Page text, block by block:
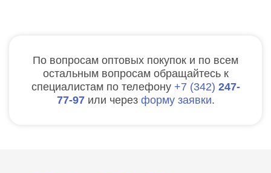
По вопросам оптовых покупок и по всем
остальным вопросам обращайтесь к
специалистам по телефону
7 342 247-
77-97 или через форму заявки.